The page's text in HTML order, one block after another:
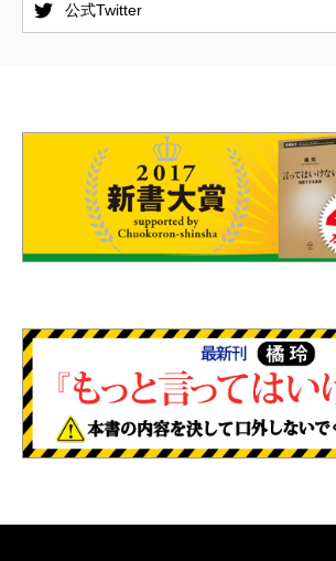
公式Twitter